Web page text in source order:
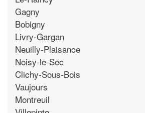
Gagny
Bobigny
Livry-Gargan
Neuilly-Plaisance
Noisy-le-Sec
Clichy-Sous-Bois
Vaujours
Montreuil